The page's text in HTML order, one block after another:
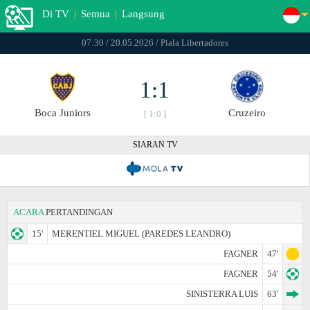
Di TV | Semua | Langsung
07:30 / 20.05.2026 / Piala Libertadores
Boca Juniors
1:1
[ 1:0 ] Cruzeiro
SIARAN TV
ACARA PERTANDINGAN
15'
MERENTIEL MIGUEL (PAREDES LEANDRO)
FAGNER
47'
FAGNER
54'
SINISTERRA LUIS
63'